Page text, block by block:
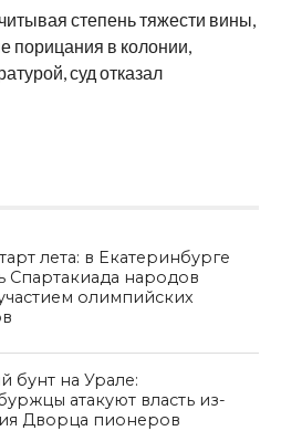
степень тяжести вины,
порицания в колонии,
суд отказал
лета: в Екатеринбурге
Спартакиада народов
олимпийских
бунт на Урале:
атакуют власть из-
Дворца пионеров